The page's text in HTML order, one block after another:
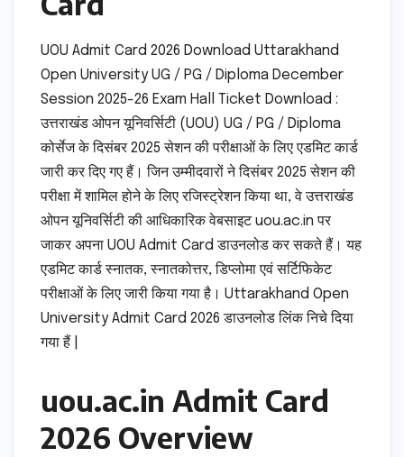
UOU Admit Card 2026 Download Uttarakhand
Open University UG / PG / Diploma December
Session 2025-26 Exam Hall Ticket Download :
उत्तराखंड ओपन यूनिवर्सिटी (UOU) UG / PG / Diploma
कोर्सेज के दिसंबर 2025 सेशन की परीक्षाओं के लिए एडमिट कार्ड
जारी कर दिए गए हैं। जिन उम्मीदवारों ने दिसंबर 2025 सेशन की
परीक्षा में शामिल होने के लिए रजिस्ट्रेशन किया था, वे उत्तराखंड
ओपन यूनिवर्सिटी की आधिकारिक वेबसाइट uou.ac.in पर
जाकर अपना UOU Admit Card डाउनलोड कर सकते हैं। यह
एडमिट कार्ड स्नातक, स्नातकोत्तर, डिप्लोमा एवं सर्टिफिकेट
परीक्षाओं के लिए जारी किया गया है। Uttarakhand Open
University Admit Card 2026 डाउनलोड लिंक निचे दिया
गया हैं |
uou.ac.in Admit Card
2026 Overview